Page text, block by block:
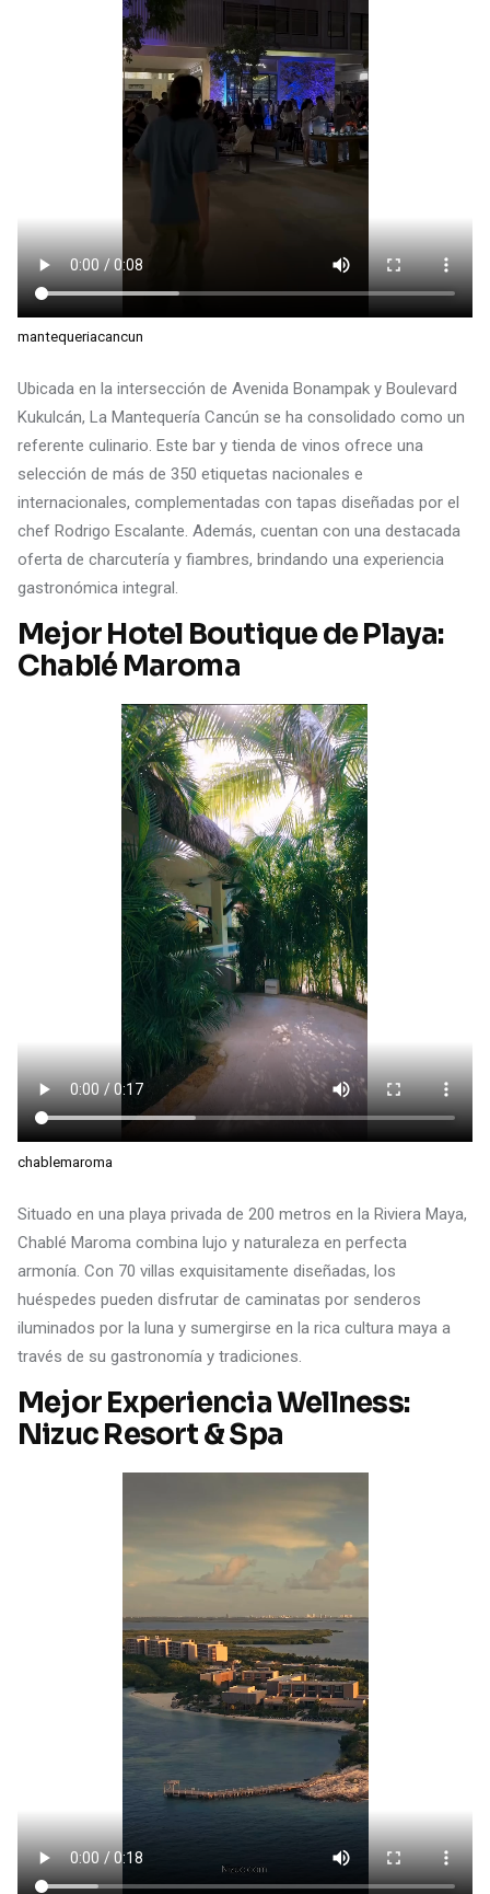
mantequeriacancun
Ubicada en la intersección de Avenida Bonampak y Boulevard
Kukulcán, La Mantequería Cancún se ha consolidado como un
referente culinario. Este bar y tienda de vinos ofrece una
selección de más de 350 etiquetas nacionales e
internacionales, complementadas con tapas diseñadas por el
chef Rodrigo Escalante. Además, cuentan con una destacada
oferta de charcutería y fiambres, brindando una experiencia
gastronómica integral.
Mejor Hotel Boutique de Playa:
Chablé Maroma
chablemaroma
Situado en una playa privada de 200 metros en la Riviera Maya,
Chablé Maroma combina lujo y naturaleza en perfecta
armonía. Con 70 villas exquisitamente diseñadas, los
huéspedes pueden disfrutar de caminatas por senderos
iluminados por la luna y sumergirse en la rica cultura maya a
través de su gastronomía y tradiciones.
Mejor Experiencia Wellness:
Nizuc Resort & Spa